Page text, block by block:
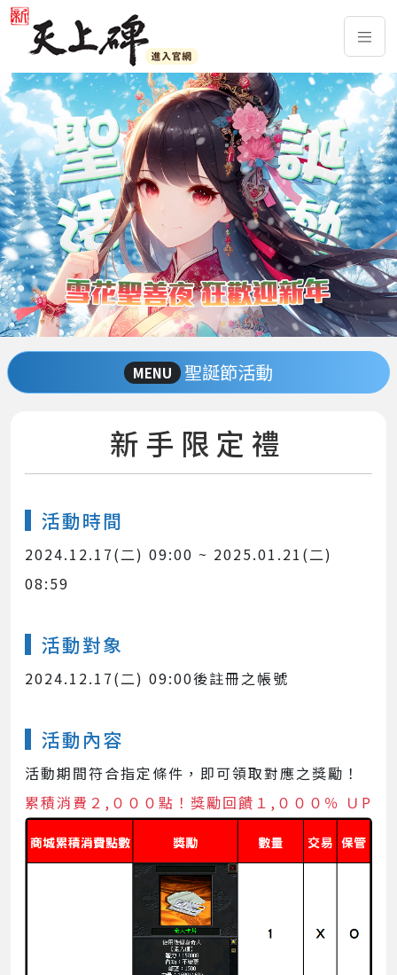
MENU 聖誕節活動
新手限定禮
活動時間
2024.12.17(二) 09:00 ~ 2025.01.21(二)
08:59
活動對象
2024.12.17(二) 09:00後註冊之帳號
活動內容
活動期間符合指定條件，即可領取對應之獎勵！
累積消費２,０００點！獎勵回饋１,０００％ ＵP